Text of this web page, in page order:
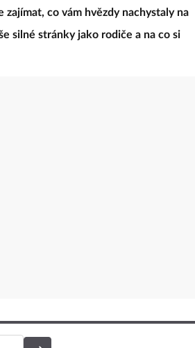
co vám hvězdy nachystaly na
silné stránky jako rodiče a na co si